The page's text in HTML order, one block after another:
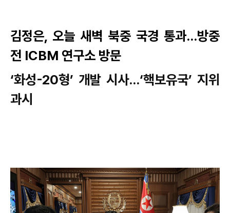
김정은, 오늘 새벽 북중 국경 통과…방중
전 ICBM 연구소 방문
‘화성-20형’ 개발 시사…‘핵보유국’ 지위
과시